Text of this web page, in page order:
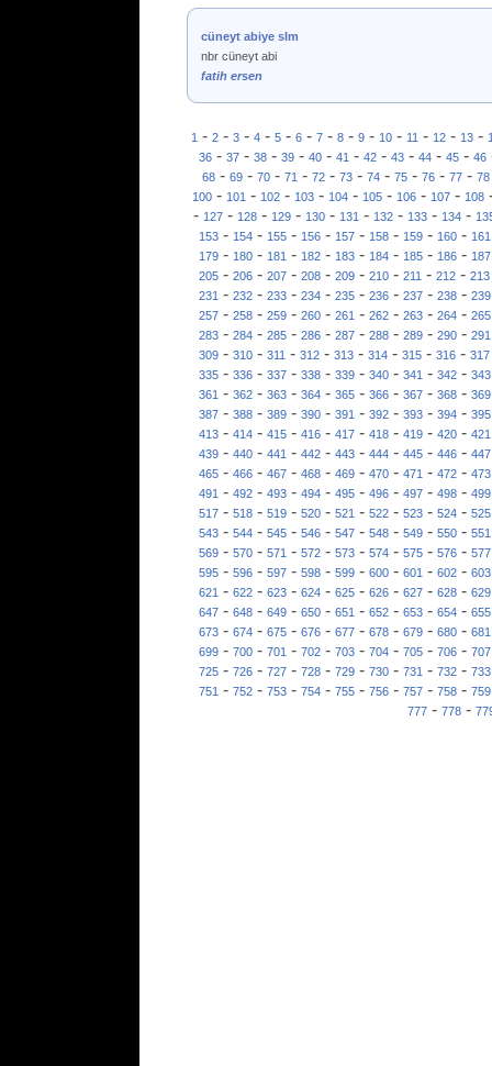
cüneyt abiye slm
nbr cüneyt abi
fatih ersen
1- 2- 3- 4- 5- 6- 7- 8- 9- 10- 11- 12- 13-
36- 37- 38- 39- 40- 41- 42- 43- 44- 45- 46
68- 69- 70- 71- 72- 73- 74- 75- 76- 77- 78
100 - 101 - 102 - 103 - 104 - 105 - 106 - 107 - 108
- 127 - 128 - 129 - 130 - 131 - 132 - 133 - 134 -
153- 154- 155- 156- 157- 158- 159- 160- 161
179- 180- 181- 182- 183- 184- 185- 186- 187
205 - 206 - 207 - 208 - 209 - 210 - 211 - 212 - 213
231- 232- 233- 234- 235- 236- 237- 238- 239
257- 258- 259- 260- 261- 262- 263- 264- 265
283- 284- 285- 286- 287- 288- 289- 290- 291
309 - 310 - 311 - 312 - 313 - 314 - 315 - 316 - 317
335- 336- 337- 338- 339- 340- 341- 342- 343
361- 362- 363- 364- 365- 366- 367- 368- 369
387 - 388 - 389 - 390 - 391 - 392 - 393 - 394 - 395
413- 414- 415- 416- 417- 418- 419- 420- 421
439- 440- 441- 442- 443- 444- 445- 446- 447
465- 466- 467- 468- 469- 470- 471- 472- 473
491 - 492 - 493 - 494 - 495 - 496 - 497 - 498 - 499
517- 518- 519- 520- 521- 522- 523- 524- 525
543- 544- 545- 546- 547- 548- 549- 550- 551
569- 570- 571- 572- 573- 574- 575- 576- 577
595 - 596 - 597 - 598 - 599 - 600 - 601 - 602 - 603
621- 622- 623- 624- 625- 626- 627- 628- 629
647- 648- 649- 650- 651- 652- 653- 654- 655
673- 674- 675- 676- 677- 678- 679- 680- 681
699 - 700 - 701 - 702 - 703 - 704 - 705 - 706 - 707
725- 726- 727- 728- 729- 730- 731- 732- 733
751- 752- 753- 754- 755- 756- 757- 758- 759
777 - 778 -